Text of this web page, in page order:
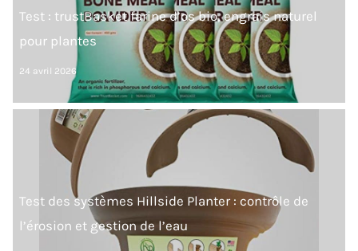
Test : trustBasket farine d’os bio, engrais naturel
pour plantes
24 avril 2026
Test des systèmes Hillside Planter : contrôle de
l’érosion et gestion de l’eau